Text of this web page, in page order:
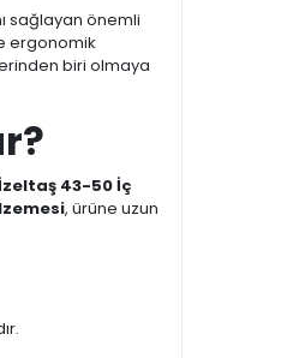
sağlayan önemli
ergonomik
biri olmaya
43-50 İç
, ürüne uzun